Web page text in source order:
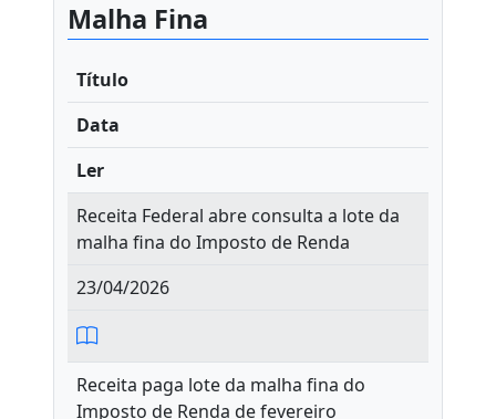
Malha Fina
Título
Data
Ler
Receita Federal abre consulta a lote da
malha fina do Imposto de Renda
23/04/2026
Receita paga lote da malha fina do
Imposto de Renda de fevereiro